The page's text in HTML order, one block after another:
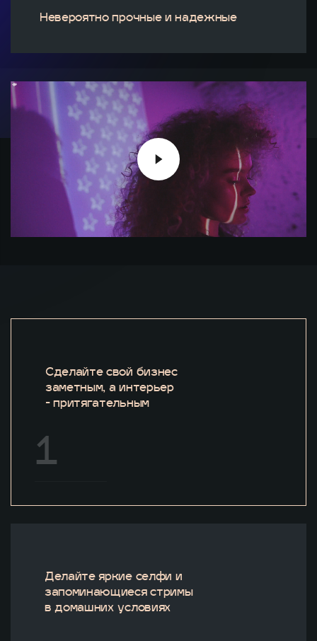
Невероятно прочные и надежные
1
Сделайте свой бизнес
заметным, а интерьер
- притягательным
Делайте яркие селфи и
запоминающиеся стримы
в домашних условиях